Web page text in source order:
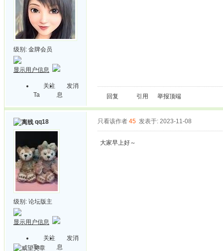
级别: 金牌会员
显示用户信息
关注
Ta
发消
息
回复 引用 举报顶端
qq18
级别: 论坛版主
显示用户信息
关注
Ta
发消
息
只看该作者 45 发表于: 2023-11-08
大家早上好～